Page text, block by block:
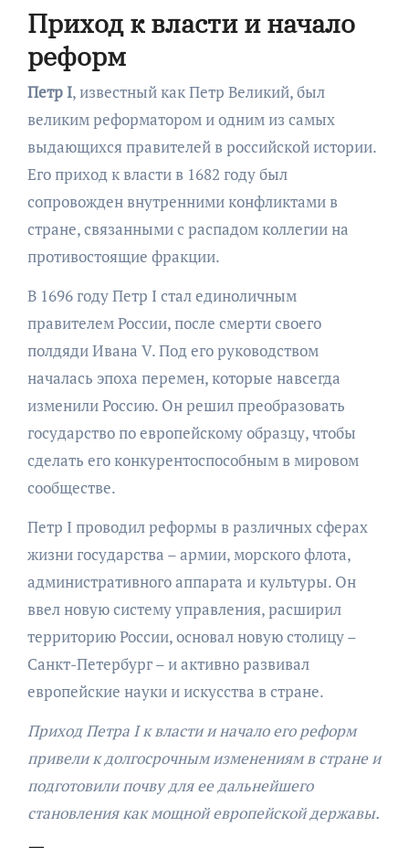
Приход к власти и начало
реформ
Петр I, известный как Петр Великий, был
великим реформатором и одним из самых
выдающихся правителей в российской истории.
Его приход к власти в 1682 году был
сопровожден внутренними конфликтами в
стране, связанными с распадом коллегии на
противостоящие фракции.
В 1696 году Петр I стал единоличным
правителем России, после смерти своего
полдяди Ивана V. Под его руководством
началась эпоха перемен, которые навсегда
изменили Россию. Он решил преобразовать
государство по европейскому образцу, чтобы
сделать его конкурентоспособным в мировом
сообществе.
Петр I проводил реформы в различных сферах
жизни государства – армии, морского флота,
административного аппарата и культуры. Он
ввел новую систему управления, расширил
территорию России, основал новую столицу –
Санкт-Петербург – и активно развивал
европейские науки и искусства в стране.
Приход Петра I к власти и начало его реформ
привели к долгосрочным изменениям в стране и
подготовили почву для ее дальнейшего
становления как мощной европейской державы.